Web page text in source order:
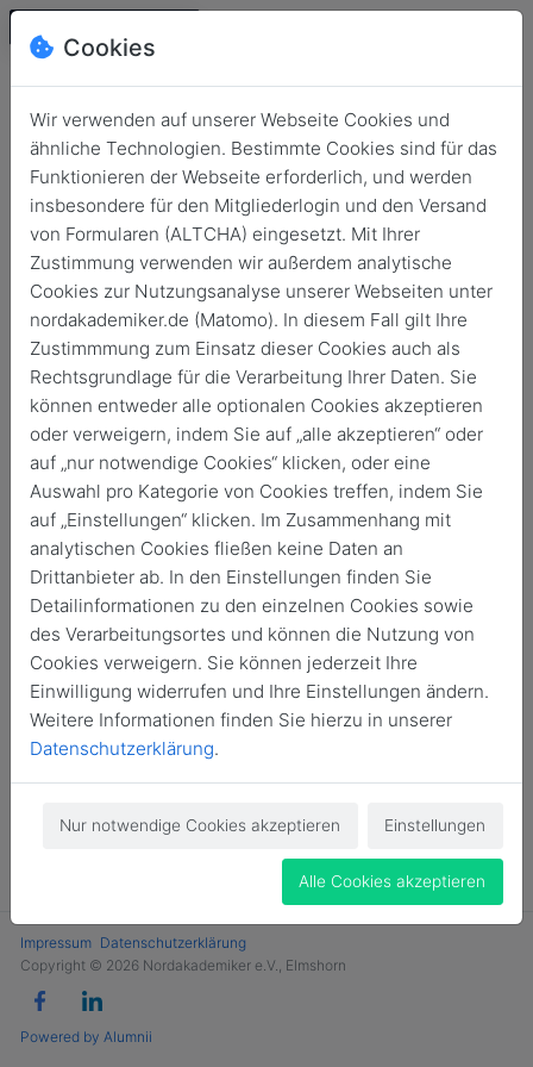
Login
Keine Zugangsdaten?
Login
Jetzt Mitglied werden
Impressum Datenschutzerklärung
Copyright © 2026 Nordakademiker e.V., Elmshorn
Powered by Alumnii
Cookies
Wir verwenden auf unserer Webseite Cookies und
ähnliche Technologien. Bestimmte Cookies sind für das
Funktionieren der Webseite erforderlich, und werden
insbesondere für den Mitgliederlogin und den Versand
von Formularen (ALTCHA) eingesetzt. Mit Ihrer
Zustimmung verwenden wir außerdem analytische
Cookies zur Nutzungsanalyse unserer Webseiten unter
nordakademiker.de (Matomo). In diesem Fall gilt Ihre
Zustimmmung zum Einsatz dieser Cookies auch als
Rechtsgrundlage für die Verarbeitung Ihrer Daten. Sie
können entweder alle optionalen Cookies akzeptieren
oder verweigern, indem Sie auf „alle akzeptieren“ oder
auf „nur notwendige Cookies“ klicken, oder eine
Auswahl pro Kategorie von Cookies treffen, indem Sie
auf „Einstellungen“ klicken. Im Zusammenhang mit
analytischen Cookies fließen keine Daten an
Drittanbieter ab. In den Einstellungen finden Sie
Detailinformationen zu den einzelnen Cookies sowie
des Verarbeitungsortes und können die Nutzung von
Cookies verweigern. Sie können jederzeit Ihre
Einwilligung widerrufen und Ihre Einstellungen ändern.
Weitere Informationen finden Sie hierzu in unserer
Datenschutzerklärung.
Nur notwendige Cookies akzeptieren Einstellungen
Alle Cookies akzeptieren